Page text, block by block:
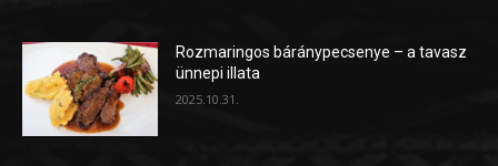
Rozmaringos báránypecsenye – a tavasz
ünnepi illata
2025.10.31.